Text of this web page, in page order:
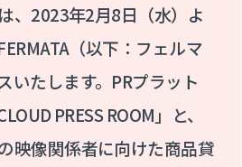
、2023年2月8日（水）よ
（以下：フェルマ
いたします。PRプラット
PRESS ROOM」と、
映像関係者に向けた商品貸